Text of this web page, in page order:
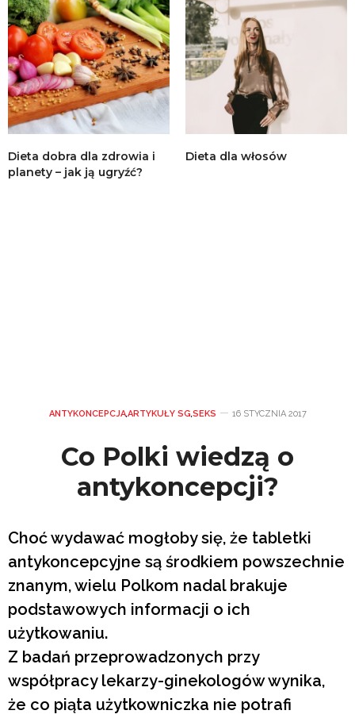
Dieta dobra dla zdrowia i
planety – jak ją ugryźć?
Dieta dla włosów
ANTYKONCEPCJA,ARTYKUŁY SG,SEKS 16 STYCZNIA 2017
Co Polki wiedzą o
antykoncepcji?
Choć wydawać mogłoby się, że tabletki
antykoncepcyjne są środkiem powszechnie
znanym, wielu Polkom nadal brakuje
podstawowych informacji o ich
użytkowaniu.
Z badań przeprowadzonych przy
współpracy lekarzy-ginekologów wynika,
że co piąta użytkowniczka nie potrafi